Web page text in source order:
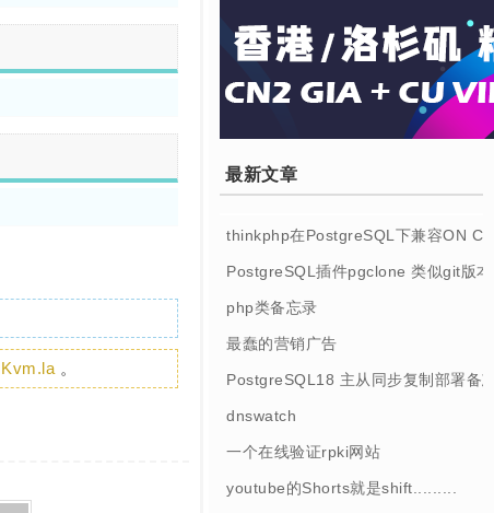
Kvm.la 。
最新文章
thinkphp在PostgreSQL下兼容ON
PostgreSQL插件pgclone 类似git版
php类备忘录
最蠢的营销广告
PostgreSQL18 主从同步复制部署备
dnswatch
一个在线验证rpki网站
youtube的Shorts就是shift.........